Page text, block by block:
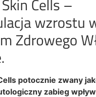
Cells –
wzrostu
Zdrowego
potocznie zwany
zabieg